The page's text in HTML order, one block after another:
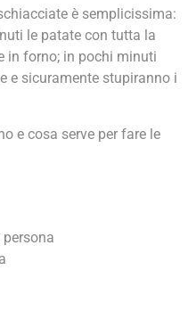
è semplicissima:
le patate con tutta la
in forno; in pochi minuti
e sicuramente stupiranno i
e cosa serve per fare le